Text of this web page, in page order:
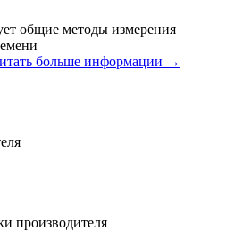
общие методы измерения
больше информации →
производителя